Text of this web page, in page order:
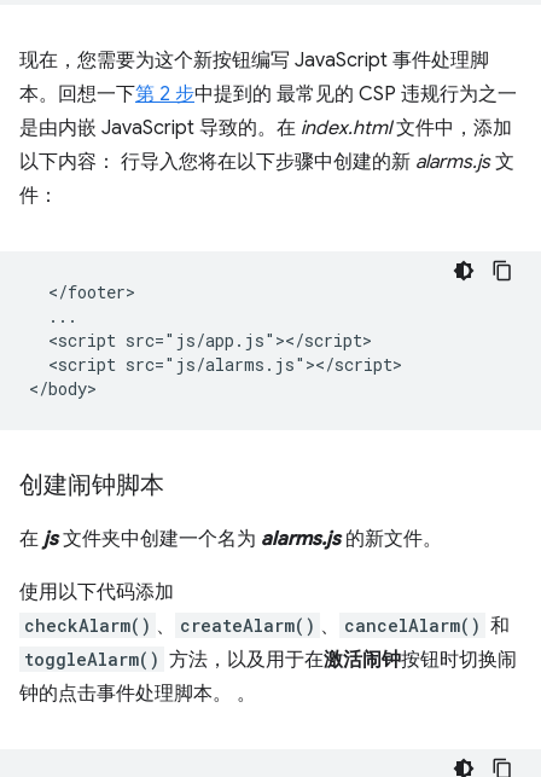
现在，您需要为这个新按钮编写 JavaScript 事件处理脚
本。回想一下第 2 步中提到的 最常见的 CSP 违规行为之一
是由内嵌 JavaScript 导致的。在 index.html文件中，添加
以下内容： 行导入您将在以下步骤中创建的新 alarms.js文
件：
  </footer>
  ...
  <script src="js/app.js"></script>
  <script src="js/alarms.js"></script>
创建闹钟脚本
在 js文件夹中创建一个名为 alarms.js的新文件。
使用以下代码添加
checkAlarm() 、 createAlarm() 、 cancelAlarm() 和
toggleAlarm() 方法，以及用于在激活闹钟按钮时切换闹
钟的点击事件处理脚本。 。